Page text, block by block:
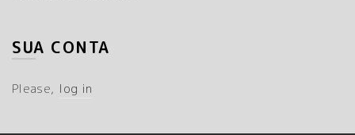
SUA CONTA
Please, log in